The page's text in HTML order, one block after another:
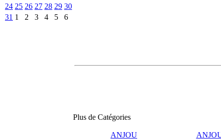
24 25 26 27 28 29 30
31 1 2 3 4 5 6
Plus de Catégories
ANJOU